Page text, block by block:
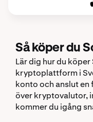
Så köper du
Lär dig hur du
kryptoplattform i
konto och anslut
över kryptovalutor,
kommer du igång